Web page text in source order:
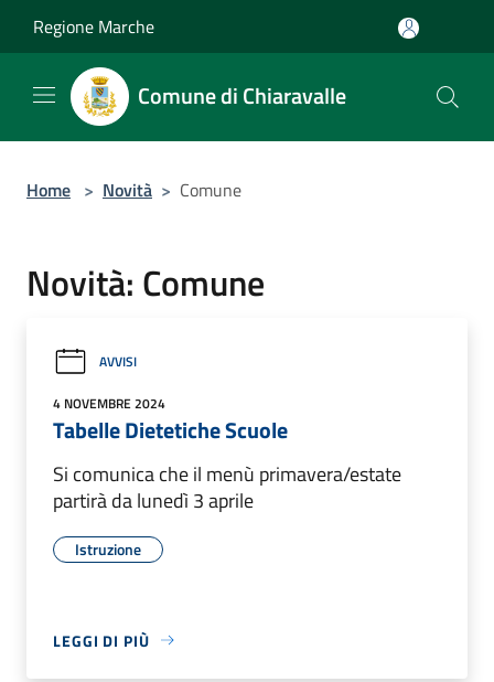
Regione Marche
Comune di Chiaravalle
Home > Novità > Comune
Novità: Comune
AVVISI
4 NOVEMBRE 2024
Tabelle Dietetiche Scuole
Si comunica che il menù primavera/estate
partirà da lunedì 3 aprile
Istruzione
LEGGI DI PIÙ